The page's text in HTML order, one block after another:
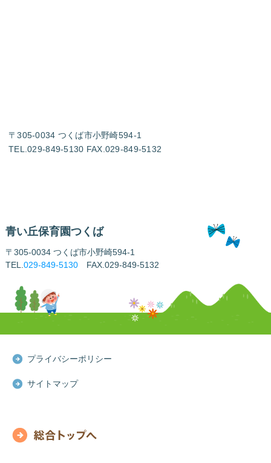
〒305-0034 つくば市小野崎594-1
TEL.029-849-5130 FAX.029-849-5132
青い丘保育園つくば
〒305-0034 つくば市小野崎594-1
TEL. 029-849-5130 FAX.029-849-5132
プライバシーポリシー
サイトマップ